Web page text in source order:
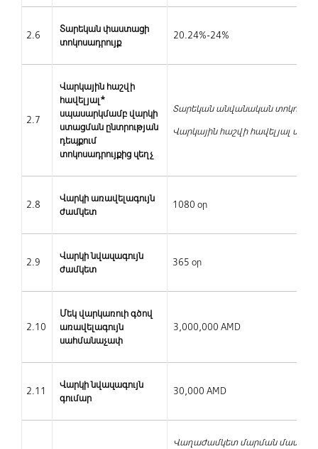
2.6
Տարեկան փաստացի
տոկոսադրույք
20.24%-24%
2.7
Վարկային հաշվի
հավելյալ*
սպասարկմամբ վարկի
ստացման ընտրության
դեպքում
տոկոսադրույքից զեղչ
Տարեկան անվանական
Վարկային հաշվի հավելյալ
2.8
Վարկի առավելագույն
ժամկետ
1080 օր
2.9
Վարկի նվազագույն
ժամկետ
365 օր
2.10
Մեկ վարկառուի գծով
առավելագույն
սահմանաչափ
3,000,000 AMD
2.11
Վարկի նվազագույն
գումար
30,000 AMD
Վաղաժամկետ մարման մասով